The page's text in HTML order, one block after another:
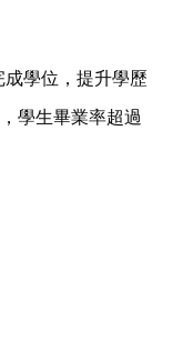
成學位，提升學歷
學生畢業率超過